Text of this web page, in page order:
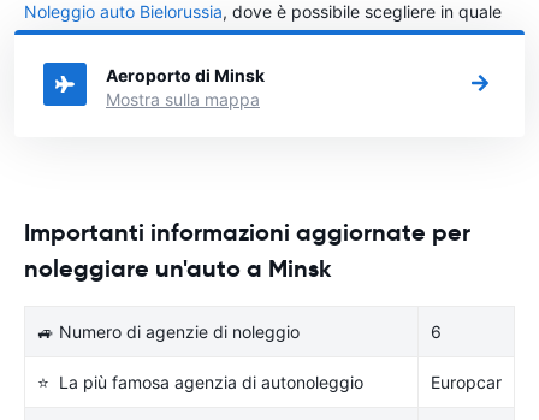
Noleggio auto Bielorussia, dove è possibile scegliere in quale
città in Bielorussia si vuole noleggiare l'auto.
Aeroporto di Minsk
Mostra sulla mappa
Importanti informazioni aggiornate per
noleggiare un'auto a Minsk
🚙 Numero di agenzie di noleggio 6
⭐ La più famosa agenzia di autonoleggio Europcar